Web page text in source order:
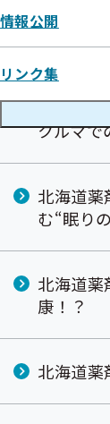
情報公開
リンク集
北海道薬
ラー」
北海道薬
クルマで
北海道
む“眠り
北海道
康！？
北海道